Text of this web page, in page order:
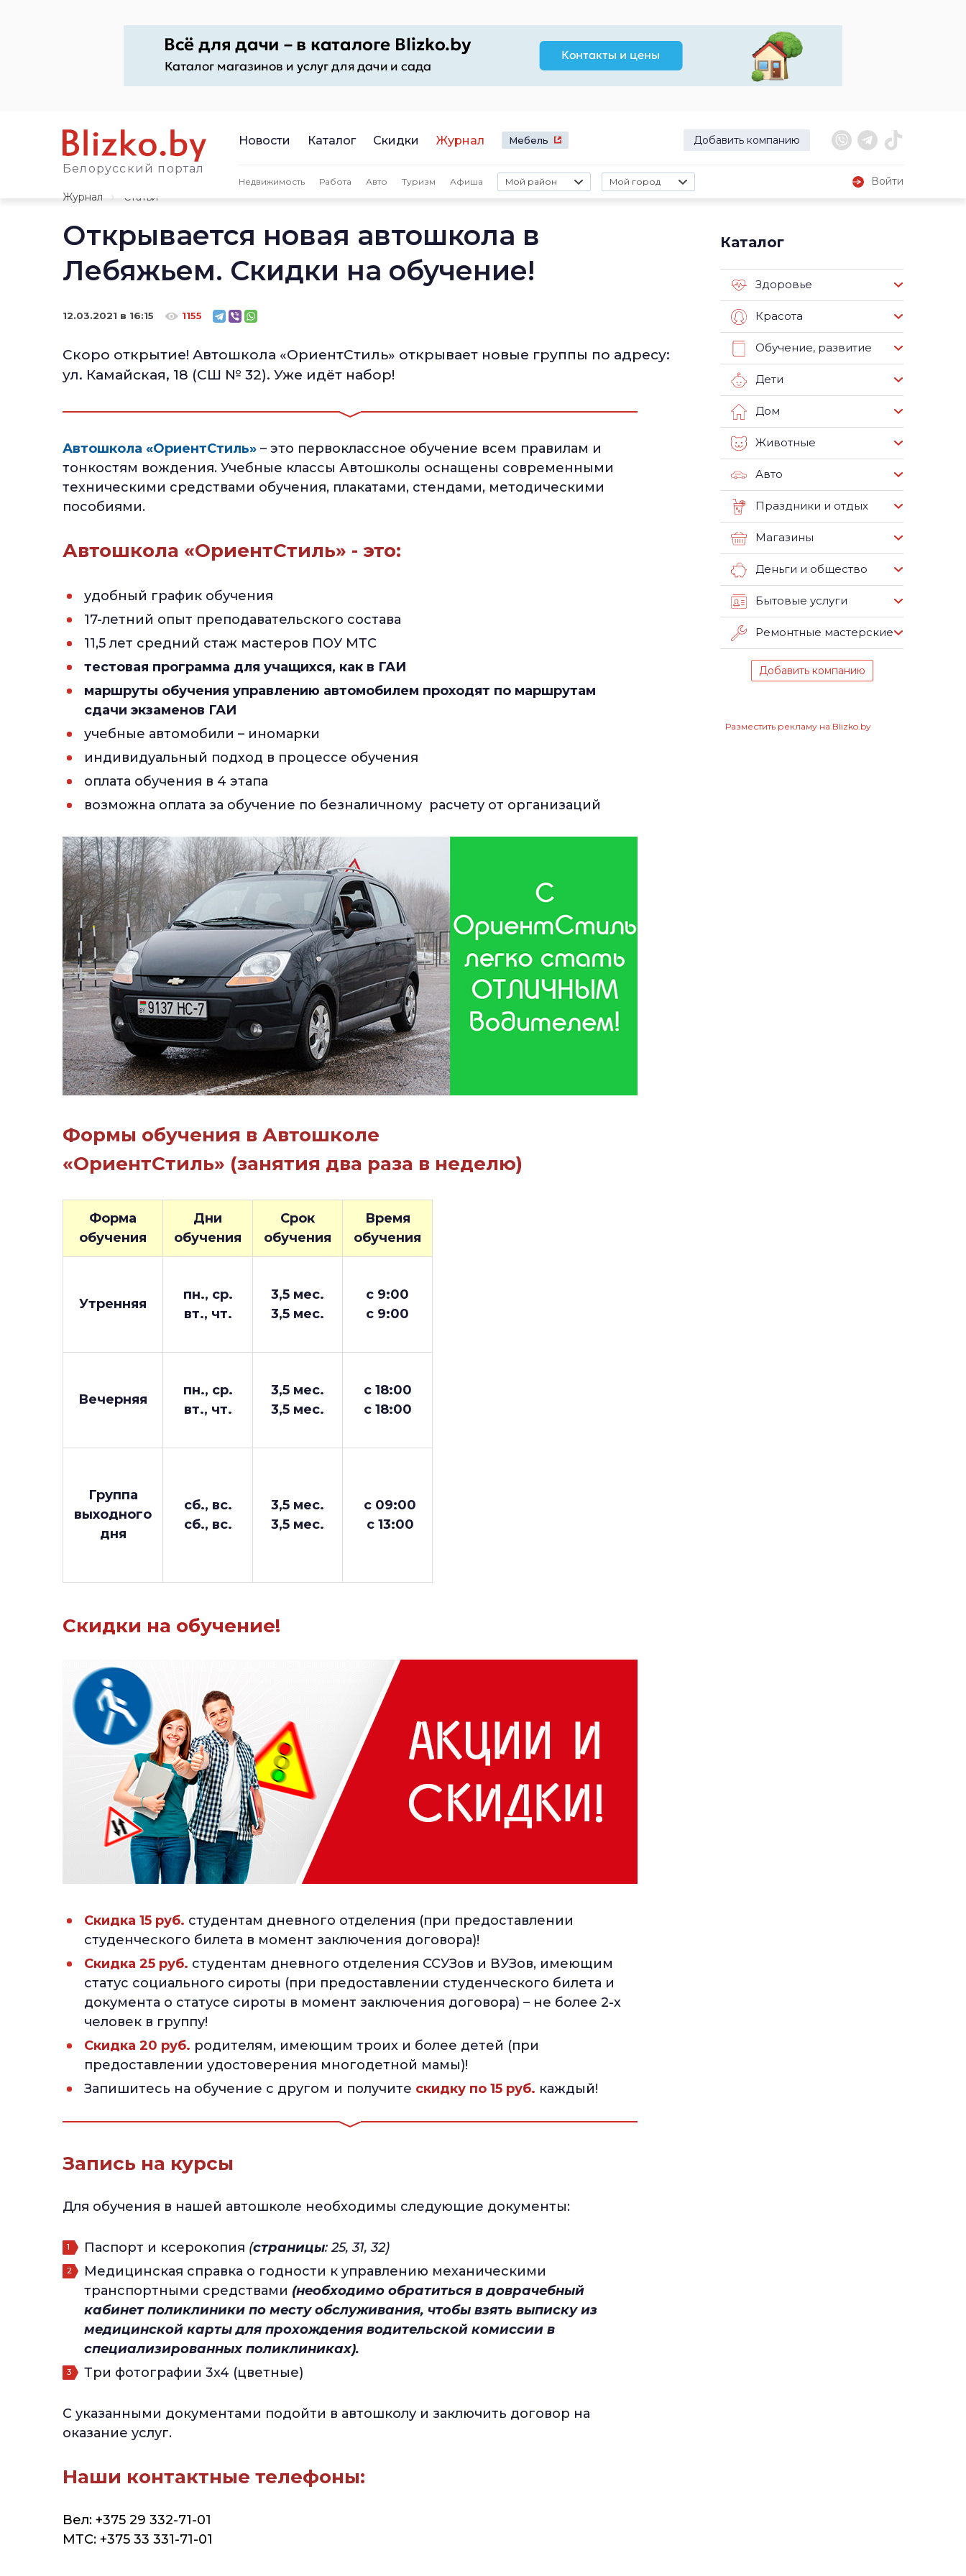
Белорусский портал
Новости Каталог Скидки Журнал Мебель Добавить компанию
Недвижимость Работа Авто Туризм Афиша Мой район Мой город
Войти
Журнал
Статьи
Открывается новая автошкола в
Лебяжьем. Скидки на обучение!
12.03.2021 в 16:15 1155
Скоро открытие! Автошкола «ОриентСтиль» открывает новые группы по адресу:
ул. Камайская, 18 (СШ № 32). Уже идёт набор!
Автошкола «ОриентСтиль» – это первоклассное обучение всем правилам и
тонкостям вождения. Учебные классы Автошколы оснащены современными
техническими средствами обучения, плакатами, стендами, методическими
пособиями.
Автошкола «ОриентСтиль» - это:
удобный график обучения
17-летний опыт преподавательского состава
11,5 лет средний стаж мастеров ПОУ МТС
тестовая программа для учащихся, как в ГАИ
маршруты обучения управлению автомобилем проходят по маршрутам
сдачи экзаменов ГАИ
учебные автомобили – иномарки
индивидуальный подход в процессе обучения
оплата обучения в 4 этапа
возможна оплата за обучение по безналичному расчету от организаций
Формы обучения в Автошколе
«ОриентСтиль» (занятия два раза в неделю)
Форма
обучения
Дни
обучения
Срок
обучения
Время
обучения
Утренняя
пн., ср.
вт., чт.
3,5 мес.
3,5 мес.
с 9:00
с 9:00
Вечерняя
пн., ср.
вт., чт.
3,5 мес.
3,5 мес.
с 18:00
с 18:00
Группа
выходного
дня
сб., вс.
сб., вс.
3,5 мес.
3,5 мес.
с 09:00
с 13:00
Скидки на обучение!
Скидка 15 руб. студентам дневного отделения (при предоставлении
студенческого билета в момент заключения договора)!
Скидка 25 руб. студентам дневного отделения ССУЗов и ВУЗов, имеющим
статус социального сироты (при предоставлении студенческого билета и
документа о статусе сироты в момент заключения договора) – не более 2-х
человек в группу!
Скидка 20 руб. родителям, имеющим троих и более детей (при
предоставлении удостоверения многодетной мамы)!
Запишитесь на обучение с другом и получите скидку по 15 руб. каждый!
Запись на курсы
Для обучения в нашей автошколе необходимы следующие документы:
Паспорт и ксерокопия (страницы: 25, 31, 32)
Медицинская справка о годности к управлению механическими
транспортными средствами (необходимо обратиться в доврачебный
кабинет поликлиники по месту обслуживания, чтобы взять выписку из
медицинской карты для прохождения водительской комиссии в
специализированных поликлиниках).
Три фотографии 3x4 (цветные)
С указанными документами подойти в автошколу и заключить договор на
оказание услуг.
Наши контактные телефоны:
Вел: +375 29 332-71-01
МТС: +375 33 331-71-01
Каталог
Здоровье
Красота
Обучение, развитие
Дети
Дом
Животные
Авто
Праздники и отдых
Магазины
Деньги и общество
Бытовые услуги
Ремонтные мастерские
Добавить компанию
Разместить рекламу на Blizko.by